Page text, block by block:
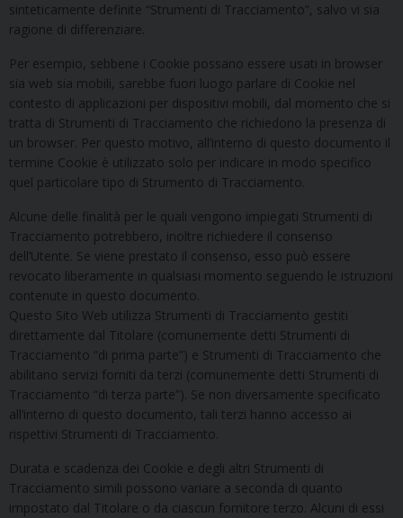
sinteticamente definite “Strumenti di Tracciamento”, salvo vi sia
ragione di differenziare.
Per esempio, sebbene i Cookie possano essere usati in browser
sia web sia mobili, sarebbe fuori luogo parlare di Cookie nel
contesto di applicazioni per dispositivi mobili, dal momento che si
tratta di Strumenti di Tracciamento che richiedono la presenza di
un browser. Per questo motivo, all’interno di questo documento il
termine Cookie è utilizzato solo per indicare in modo specifico
quel particolare tipo di Strumento di Tracciamento.
Alcune delle finalità per le quali vengono impiegati Strumenti di
Tracciamento potrebbero, inoltre richiedere il consenso
dell’Utente. Se viene prestato il consenso, esso può essere
revocato liberamente in qualsiasi momento seguendo le istruzioni
contenute in questo documento.
Questo Sito Web utilizza Strumenti di Tracciamento gestiti
direttamente dal Titolare (comunemente detti Strumenti di
Tracciamento “di prima parte”) e Strumenti di Tracciamento che
abilitano servizi forniti da terzi (comunemente detti Strumenti di
Tracciamento “di terza parte”). Se non diversamente specificato
all’interno di questo documento, tali terzi hanno accesso ai
rispettivi Strumenti di Tracciamento.
Durata e scadenza dei Cookie e degli altri Strumenti di
Tracciamento simili possono variare a seconda di quanto
impostato dal Titolare o da ciascun fornitore terzo. Alcuni di essi